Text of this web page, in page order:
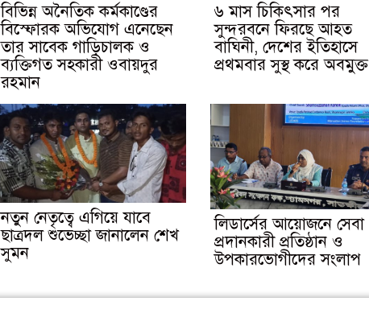
বিভিন্ন অনৈতিক কর্মকাণ্ডের
বিস্ফোরক অভিযোগ এনেছেন
তার সাবেক গাড়িচালক ও
ব্যক্তিগত সহকারী ওবায়দুর
রহমান
৬ মাস চিকিৎসার পর
সুন্দরবনে ফিরছে আহত
বাঘিনী, দেশের ইতিহাসে
প্রথমবার সুস্থ করে অবমুক্ত
নতুন নেতৃত্বে এগিয়ে যাবে
ছাত্রদল শুভেচ্ছা জানালেন শেখ
সুমন
লিডার্সের আয়োজনে সেবা
প্রদানকারী প্রতিষ্ঠান ও
উপকারভোগীদের সংলাপ